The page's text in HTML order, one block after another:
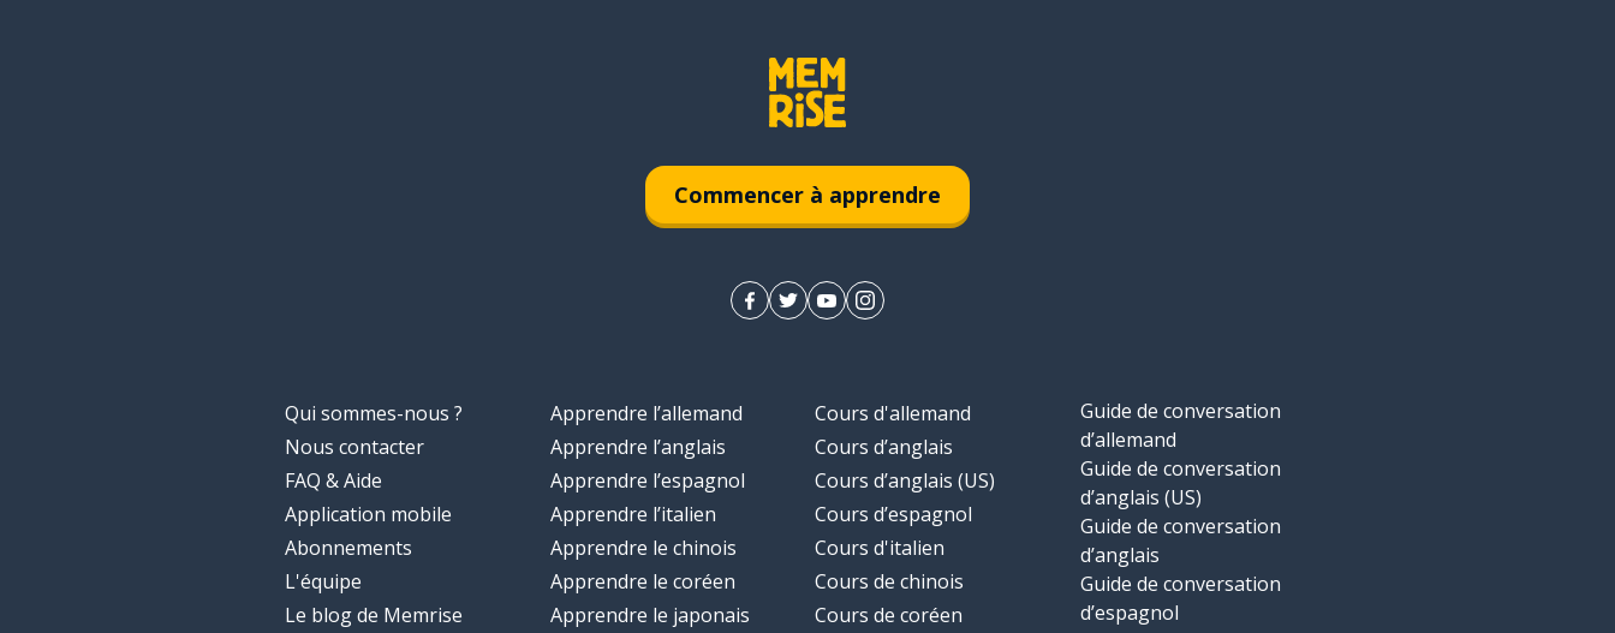
Commencer à apprendre
Qui sommes-nous ?
Nous contacter
FAQ & Aide
Application mobile
Abonnements
L'équipe
Le blog de Memrise
Apprendre l’allemand
Apprendre l’anglais
Apprendre l’espagnol
Apprendre l’italien
Apprendre le chinois
Apprendre le coréen
Apprendre le japonais
Cours d'allemand
Cours d’anglais
Cours d’anglais (US)
Cours d’espagnol
Cours d'italien
Cours de chinois
Cours de coréen
Guide de conversation
d’allemand
Guide de conversation
d’anglais (US)
Guide de conversation
d’anglais
Guide de conversation
d’espagnol